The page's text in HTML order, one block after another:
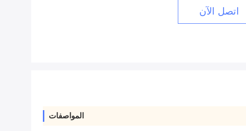
اتصل الآن
المواصفات